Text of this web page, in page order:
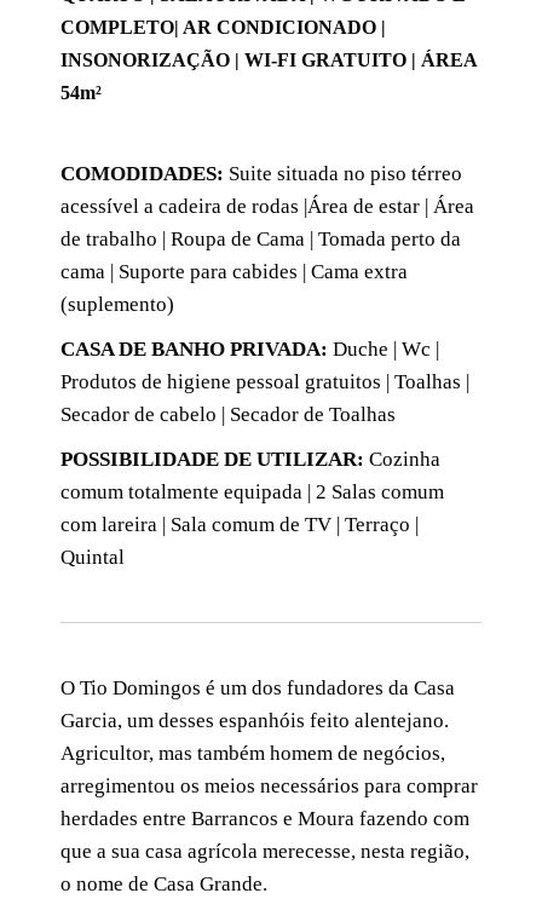
COMPLETO| AR CONDICIONADO |
INSONORIZAÇÃO | WI-FI GRATUITO | ÁREA
54m²
COMODIDADES: Suite situada no piso térreo
acessível a cadeira de rodas |Área de estar | Área
de trabalho | Roupa de Cama | Tomada perto da
cama | Suporte para cabides | Cama extra
(suplemento)
CASA DE BANHO PRIVADA: Duche | Wc |
Produtos de higiene pessoal gratuitos | Toalhas |
Secador de cabelo | Secador de Toalhas
POSSIBILIDADE DE UTILIZAR: Cozinha
comum totalmente equipada | 2 Salas comum
com lareira | Sala comum de TV | Terraço |
Quintal
O Tio Domingos é um dos fundadores da Casa
Garcia, um desses espanhóis feito alentejano.
Agricultor, mas também homem de negócios,
arregimentou os meios necessários para comprar
herdades entre Barrancos e Moura fazendo com
que a sua casa agrícola merecesse, nesta região,
o nome de Casa Grande.